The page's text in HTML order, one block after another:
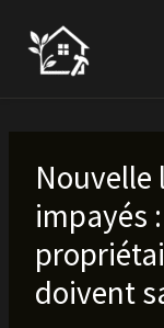
contenu
Nouvelle
impayés
doivent